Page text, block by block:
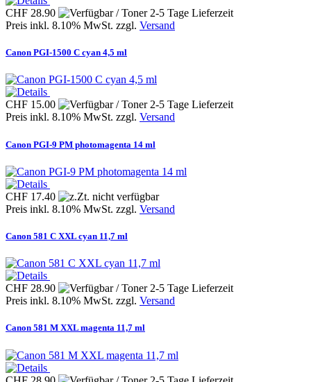
CHF 28.90
Preis inkl. 8.10% MwSt. zzgl. Versand
Canon PGI-1500 C cyan 4,5 ml
CHF 15.00
Preis inkl. 8.10% MwSt. zzgl. Versand
Canon PGI-9 PM photomagenta 14 ml
CHF 17.40
Preis inkl. 8.10% MwSt. zzgl. Versand
Canon 581 C XXL cyan 11,7 ml
CHF 28.90
Preis inkl. 8.10% MwSt. zzgl. Versand
Canon 581 M XXL magenta 11,7 ml